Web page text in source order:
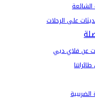
الشائعة
على الرحلات
عن فلاي دبي
الضريبية